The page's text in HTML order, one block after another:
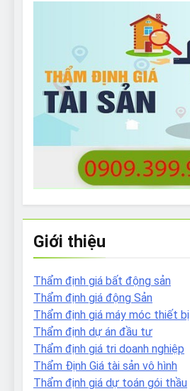
Giới thiệu
Thẩm định giá bất động sản
Thẩm định giá động Sản
Thẩm định giá máy móc thiết bị
Thẩm định dự án đầu tư
Thẩm định giá tri doanh nghiệp
Thẩm Định Giá tài sản vô hình
Thẩm định giá dự toán gói thầu